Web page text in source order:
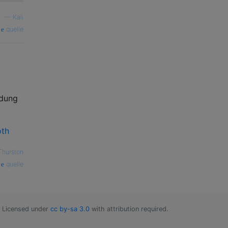
Kali
quelle
quelle
Licensed under cc by-sa 3.0 with attribution required.